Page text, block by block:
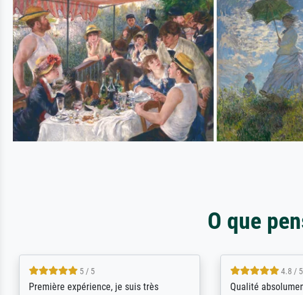
O que
4.5 / 5
ik beoordeel Meisterdrucke zeer
5 / 5
Wow....ich bin